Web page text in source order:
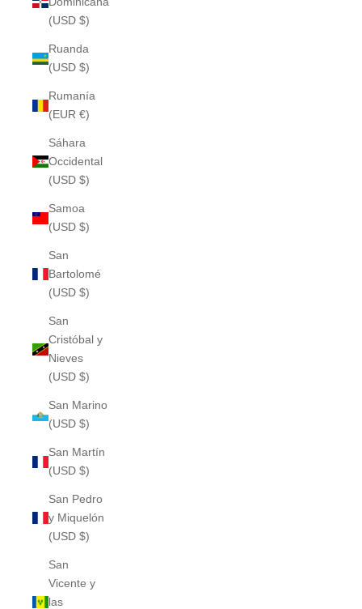
(USD $)
Ruanda
(USD $)
Rumanía
(EUR €)
Sáhara
Occidental
(USD $)
Samoa
(USD $)
San
Bartolomé
(USD $)
San
Cristóbal y
Nieves
(USD $)
San Marino
(USD $)
San Martín
(USD $)
San Pedro
y Miquelón
(USD $)
San
Vicente y
las